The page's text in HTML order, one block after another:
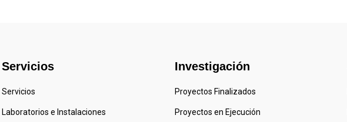
Servicios
Servicios
Laboratorios e Instalaciones
Investigación
Proyectos Finalizados
Proyectos en Ejecución